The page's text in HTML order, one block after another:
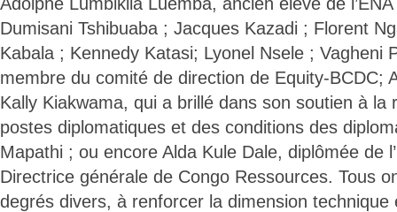
Dumisani Tshibuaba ; Jacques Kazadi ; Florent
Kabala ; Kennedy Katasi; Lyonel Nsele ; Vagheni
membre du comité de direction de Equity-BCDC;
Kally Kiakwama, qui a brillé dans son soutien à la
postes diplomatiques et des conditions des
Mapathi ; ou encore Alda Kule Dale, diplômée de
Directrice générale de Congo Ressources. Tous
degrés divers, à renforcer la dimension